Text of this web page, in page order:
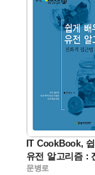
IT CookBook,
유전 알고리즘 :
접근법
문병로